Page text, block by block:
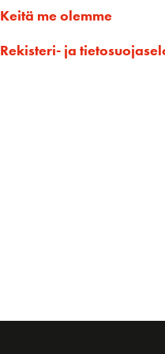
Keitä me olemme
Rekisteri- ja